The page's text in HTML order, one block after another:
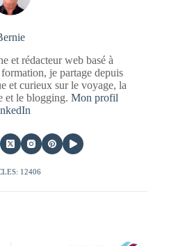
et rédacteur web basé à
je partage depuis
et curieux sur le voyage, la
et le blogging. Mon profil
12406